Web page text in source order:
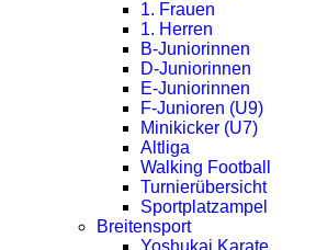
1. Frauen
1. Herren
B-Juniorinnen
D-Juniorinnen
E-Juniorinnen
F-Junioren (U9)
Minikicker (U7)
Altliga
Walking Football
Turnierübersicht
Sportplatzampel
Breitensport
Yoshukai Karate